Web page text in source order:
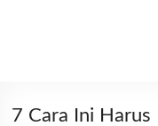
7 Cara Ini Harus